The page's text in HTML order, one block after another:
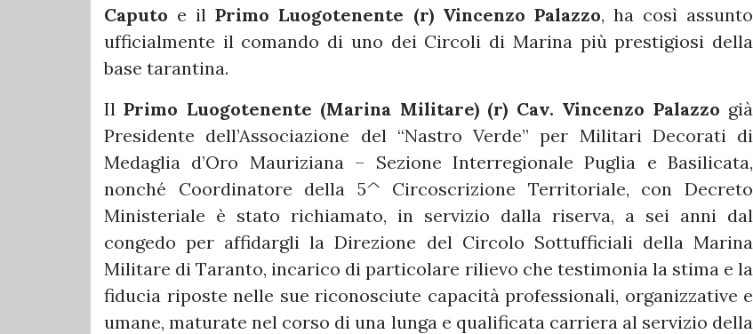
Caputo e ilPrimo Luogotenente (r) Vincenzo Palazzo, ha così assunto
ufficialmente il comando di uno dei Circoli di Marina più prestigiosi della
base tarantina.
IlPrimo Luogotenente (Marina Militare) (r) Cav. Vincenzo Palazzo già
Presidente dell’Associazione del “Nastro Verde” per Militari Decorati di
Medaglia d’Oro Mauriziana – Sezione Interregionale Puglia e Basilicata,
nonché Coordinatore della 5^ Circoscrizione Territoriale, con Decreto
Ministeriale è stato richiamato, in servizio dalla riserva, a sei anni dal
congedo per affidargli la Direzione del Circolo Sottufficiali della Marina
Militare di Taranto, incarico di particolare rilievo che testimonia la stima e la
fiducia riposte nelle sue riconosciute capacità professionali, organizzative e
umane, maturate nel corso di una lunga e qualificata carriera al servizio della